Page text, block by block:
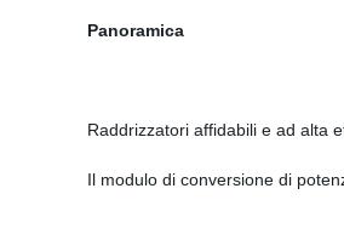
Panoramica
Raddrizzatori affidabili e ad alta
Il modulo di conversione di